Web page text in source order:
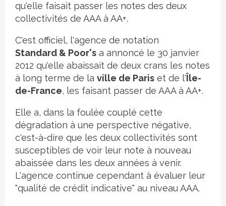
qu'elle faisait passer les notes des deux
collectivités de AAA à AA+.
C'est officiel, l'agence de notation
Standard & Poor's a annoncé le 30 janvier
2012 qu'elle abaissait de deux crans les notes
à long terme de la ville de Paris et de l'Île-
de-France, les faisant passer de AAA à AA+.
Elle a, dans la foulée couplé cette
dégradation à une perspective négative,
c'est-à-dire que les deux collectivités sont
susceptibles de voir leur note à nouveau
abaissée dans les deux années à venir.
L'agence continue cependant à évaluer leur
"qualité de crédit indicative" au niveau AAA.